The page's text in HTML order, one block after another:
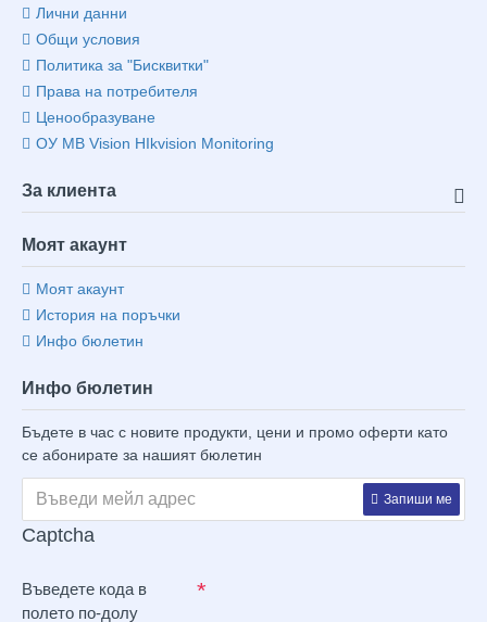
Лични данни
Общи условия
Политика за "Бисквитки"
Права на потребителя
Ценообразуване
ОУ MB Vision HIkvision Monitoring
За клиента
Моят акаунт
Моят акаунт
История на поръчки
Инфо бюлетин
Инфо бюлетин
Бъдете в час с новите продукти, цени и промо оферти като
се абонирате за нашият бюлетин
Запиши ме
Captcha
Въведете кода в
полето по-долу